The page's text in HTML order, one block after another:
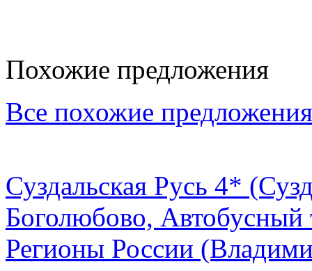
Похожие предложения
Все похожие предложения
Суздальская Русь 4*
Боголюбово, Автобусный
Регионы России